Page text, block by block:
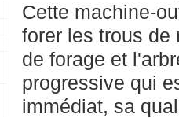
Cette machine-
forer les trous de
de forage et
progressive qui
immédiat, sa